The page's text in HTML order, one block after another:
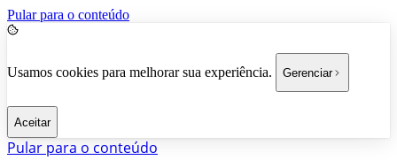
Pular para o conteúdo
Usamos cookies para melhorar sua experiência. Gerenciar
Aceitar
Pular para o conteúdo